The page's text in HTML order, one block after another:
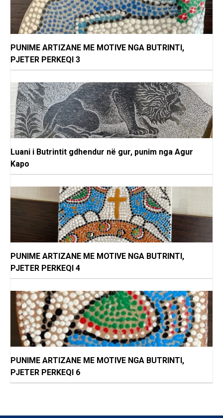
PUNIME ARTIZANE ME MOTIVE NGA BUTRINTI,
PJETER PERKEQI 3
Luani i Butrintit gdhendur në gur, punim nga Agur
Kapo
PUNIME ARTIZANE ME MOTIVE NGA BUTRINTI,
PJETER PERKEQI 4
PUNIME ARTIZANE ME MOTIVE NGA BUTRINTI,
PJETER PERKEQI 6